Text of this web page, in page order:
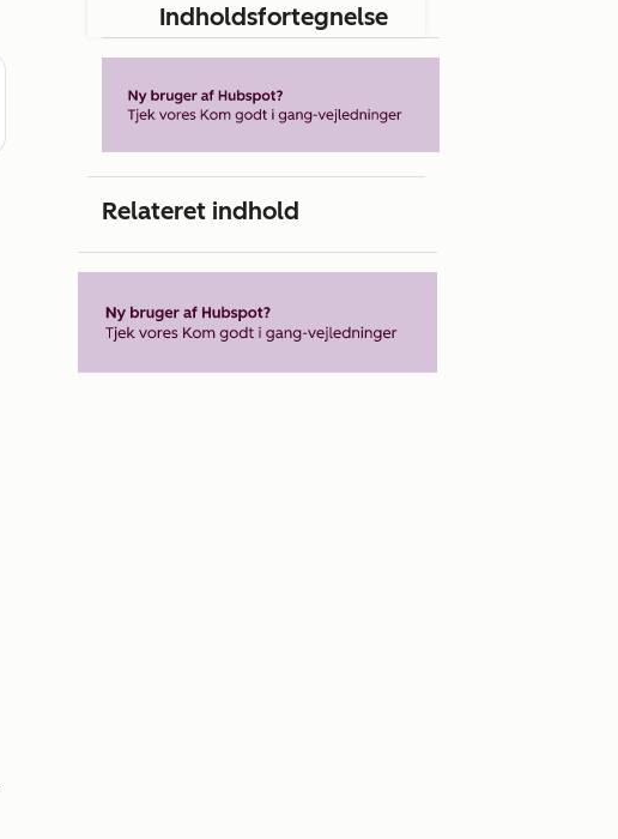
Indholdsfortegnelse
Relateret indhold